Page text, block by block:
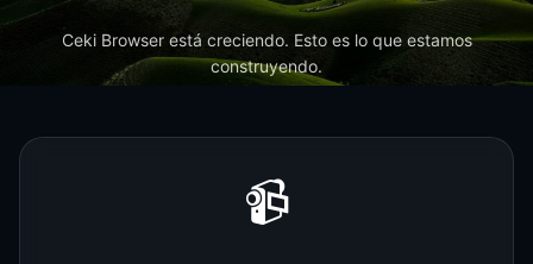
Ceki Browser está creciendo. Esto es lo que estamos
construyendo.
📹